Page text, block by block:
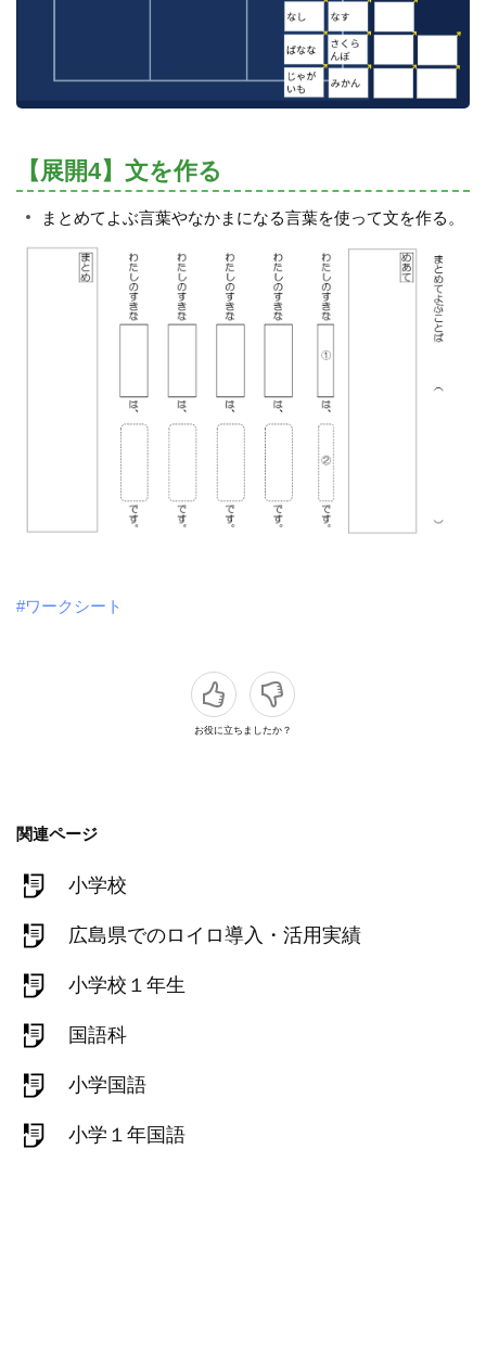
【展開4】文を作る
まとめてよぶ言葉やなかまになる言葉を使って文を作る。
#ワークシート
お役に立ちましたか？
関連ページ
小学校
広島県でのロイロ導入・活用実績
小学校１年生
国語科
小学国語
小学１年国語